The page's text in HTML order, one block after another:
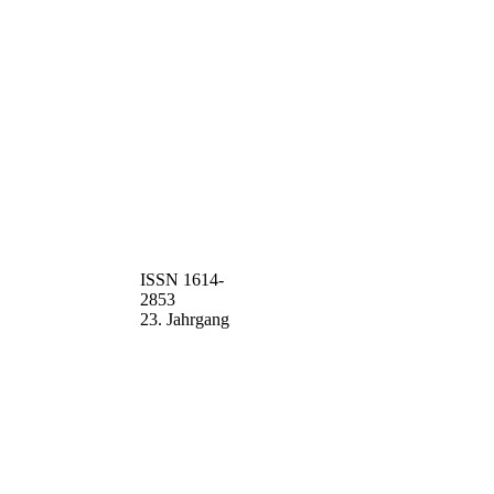
ISSN 1614-
2853
23. Jahrgang